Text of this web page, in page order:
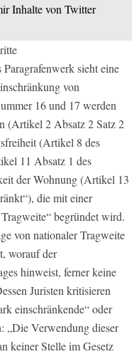
Inhalte von Twitter
sieht eine
von
16 und 17 werden
(Artikel 2 Absatz 2 Satz 2
(Artikel 8 des
11 Absatz 1 des
der Wohnung (Artikel 13
die mit einer
begründet wird.
von nationaler Tragweite
worauf der
hinweist, ferner keine
Juristen kritisieren
einschränkende“ oder
„Die Verwendung dieser
keiner Stelle im Gesetz